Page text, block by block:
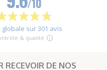
RECEVOIR DE NOS